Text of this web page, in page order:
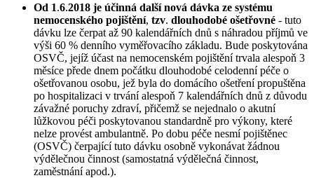
Od 1.6.2018 je účinná další nová dávka ze systému
nemocenského pojištění, tzv. dlouhodobé ošetřovné - tuto
dávku lze čerpat až 90 kalendářních dnů s náhradou příjmů ve
výši 60 % denního vyměřovacího základu. Bude poskytována
OSVČ, jejíž účast na nemocenském pojištění trvala alespoň 3
měsíce přede dnem počátku dlouhodobé celodenní péče o
ošetřovanou osobu, jež byla do domácího ošetření propuštěna
po hospitalizaci v trvání alespoň 7 kalendářních dnů z důvodu
závažné poruchy zdraví, přičemž se nejednalo o akutní
lůžkovou péči poskytovanou standardně pro výkony, které
nelze provést ambulantně. Po dobu péče nesmí pojištěnec
(OSVČ) čerpající tuto dávku osobně vykonávat žádnou
výdělečnou činnost (samostatná výdělečná činnost,
zaměstnání apod.).